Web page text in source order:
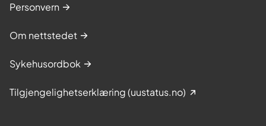
Personvern
Om nettstedet
Sykehusordbok
Tilgjengelighetserklæring (uustatus.no)